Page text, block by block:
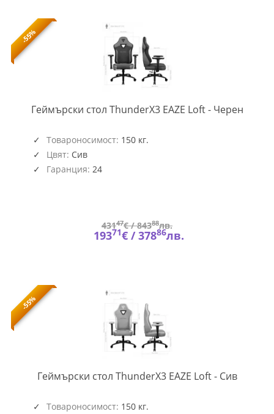
-55%
Геймърски стол ThunderX3 EAZE Loft - ЧеренTX3-
Товароносимост: 150 кг.
Цвят: Сив
Гаранция: 24
43147€ /84388лв.
19371€ /37886лв.
-55%
Геймърски стол ThunderX3 EAZE Loft - СивTX3-
Товароносимост: 150 кг.